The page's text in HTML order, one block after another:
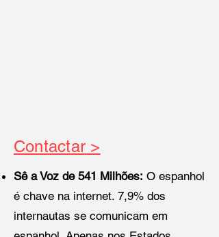
Contactar >
Sê a Voz de 541 Milhões: O espanhol
é chave na internet. 7,9% dos
internautas se comunicam em